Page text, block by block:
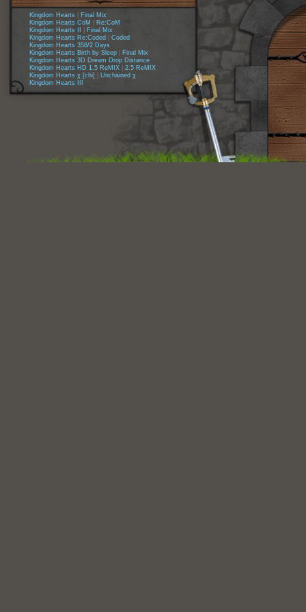
Kingdom Hearts
Final Mix
Kingdom Hearts CoM
Re:CoM
Kingdom Hearts II
Final Mix
Kingdom Hearts Re:Coded
Coded
Kingdom Hearts 358/2 Days
Kingdom Hearts Birth by Sleep
Final Mix
Kingdom Hearts 3D Dream Drop Distance
Kingdom Hearts HD 1.5 ReMIX
2.5 ReMIX
Kingdom Hearts χ [chi]
Unchained χ
Kingdom Hearts III